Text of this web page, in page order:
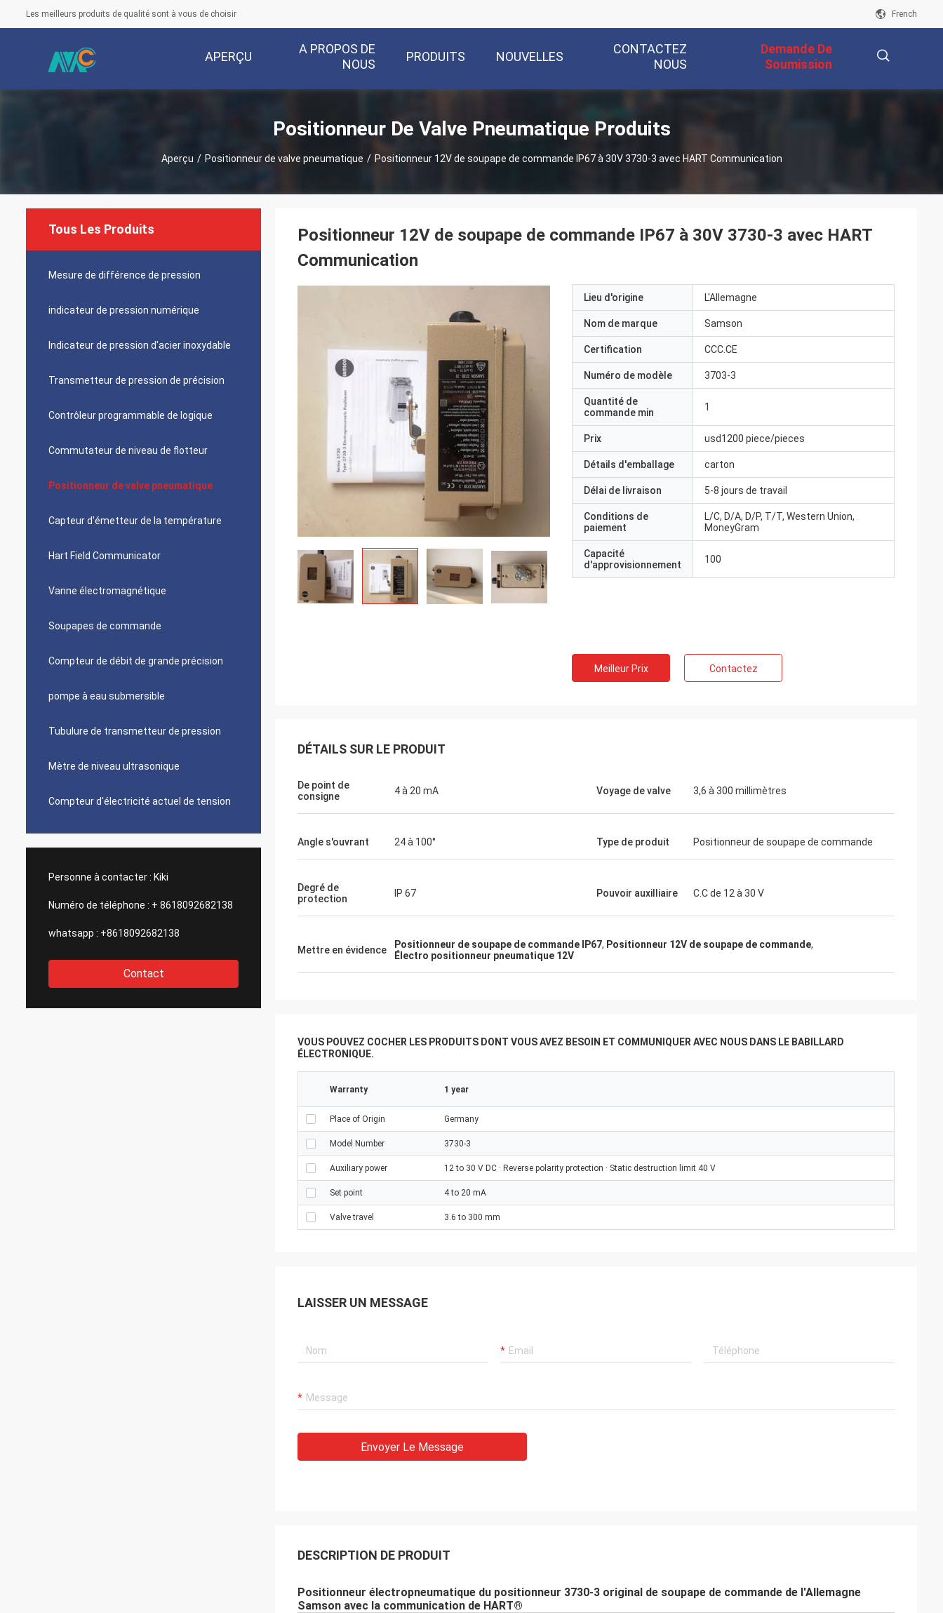
Les meilleurs produits de qualité sont à vous de choisir French
APERÇU
A PROPOS DE
NOUS
PRODUITS NOUVELLES
CONTACTEZ
NOUS
Demande De
Soumission
Positionneur De Valve Pneumatique Produits
Aperçu / Positionneur de valve pneumatique / Positionneur 12V de soupape de commande IP67 à 30V 3730-3 avec HART Communication
Tous Les Produits
Mesure de différence de pression
indicateur de pression numérique
Indicateur de pression d'acier inoxydable
Transmetteur de pression de précision
Contrôleur programmable de logique
Commutateur de niveau de flotteur
Positionneur de valve pneumatique
Capteur d'émetteur de la température
Hart Field Communicator
Vanne électromagnétique
Soupapes de commande
Compteur de débit de grande précision
pompe à eau submersible
Tubulure de transmetteur de pression
Mètre de niveau ultrasonique
Compteur d'électricité actuel de tension
Personne à contacter : Kiki
Numéro de téléphone : + 8618092682138
whatsapp : +8618092682138
Contact
Positionneur 12V de soupape de commande IP67 à 30V 3730-3 avec HART
Communication
Lieu d'origine L'Allemagne
Nom de marque Samson
Certification CCC.CE
Numéro de modèle 3703-3
Quantité de
commande min
1
Prix usd1200 piece/pieces
Détails d'emballage carton
Délai de livraison 5-8 jours de travail
Conditions de
paiement
L/C, D/A, D/P, T/T, Western Union,
MoneyGram
Capacité
d'approvisionnement
100
Meilleur Prix Contactez
DÉTAILS SUR LE PRODUIT
De point de
consigne
4 à 20 mA Voyage de valve 3,6 à 300 millimètres
Angle s'ouvrant 24 à 100° Type de produit Positionneur de soupape de commande
Degré de
protection
IP 67 Pouvoir auxilliaire C.C de 12 à 30 V
Mettre en évidence Positionneur de soupape de commande IP67, Positionneur 12V de soupape de commande,
Électro positionneur pneumatique 12V
VOUS POUVEZ COCHER LES PRODUITS DONT VOUS AVEZ BESOIN ET COMMUNIQUER AVEC NOUS DANS LE BABILLARD
ÉLECTRONIQUE.
Warranty 1 year
Place of Origin Germany
Model Number 3730-3
Auxiliary power 12 to 30 V DC · Reverse polarity protection · Static destruction limit 40 V
Set point 4 to 20 mA
Valve travel 3.6 to 300 mm
LAISSER UN MESSAGE
Envoyer Le Message
DESCRIPTION DE PRODUIT
Positionneur électropneumatique du positionneur 3730-3 original de soupape de commande de l'Allemagne
Samson avec la communication de HART®